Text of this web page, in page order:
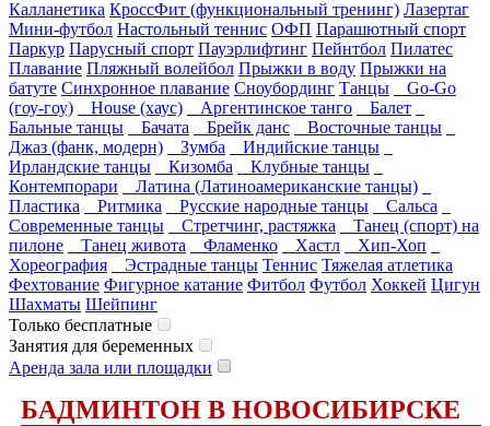
Калланетика КроссФит (функциональный тренинг) Лазертаг
Мини-футбол Настольный теннис ОФП Парашютный спорт
Паркур Парусный спорт Пауэрлифтинг Пейнтбол Пилатес
Плавание Пляжный волейбол Прыжки в воду Прыжки на
батуте Синхронное плавание Сноубординг Танцы
Go-Go
(гоу-гоу)
House (хаус) Аргентинское танго
Балет
Бальные танцы
Бачата Брейк данс
Восточные танцы
Джаз (фанк, модерн)
Зумба
Индийские танцы
Ирландские танцы
Кизомба
Клубные танцы
Контемпорари
Латина (Латиноамериканские танцы)
Пластика
Ритмика Русские народные танцы
Сальса
Современные танцы
Стретчинг, растяжка
Танец (спорт) на
пилоне
Танец живота Фламенко Хастл
Хип-Хоп
Хореография
Эстрадные танцы Теннис Тяжелая атлетика
Фехтование Фигурное катание Фитбол Футбол Хоккей Цигун
Шахматы Шейпинг
Только бесплатные
Занятия для беременных
Аренда зала или площадки
БАДМИНТОН В НОВОСИБИРСКЕ